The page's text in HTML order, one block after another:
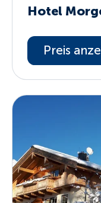
Hotel
Preis